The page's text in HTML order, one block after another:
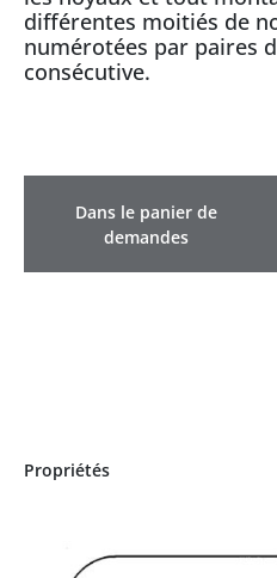
différentes moitiés de
numérotées par paires
consécutive.
Dans le panier de
demandes
Propriétés